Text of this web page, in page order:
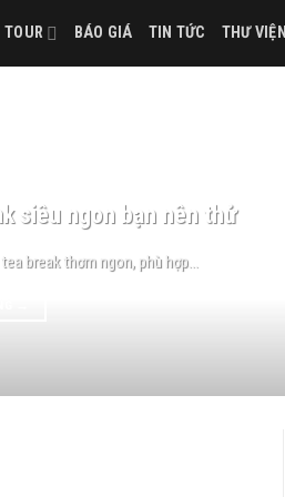
TOUR BÁO GIÁ TIN TỨC THƯ VIỆN
siêu ngon bạn nên thử
break thơm ngon, phù hợp...